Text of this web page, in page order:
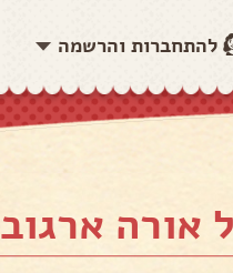
להתחברות והרשמה
אורה ארגוב